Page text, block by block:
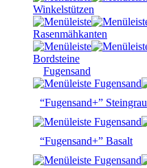
Winkelstützen
Rasenmähkanten
Bordsteine
Fugensand
“Fugensand+” Steingrau
“Fugensand+” Basalt